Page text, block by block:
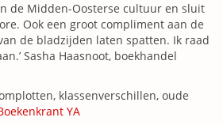
de Midden-Oosterse cultuur en sluit
Ook een groot compliment aan de
de bladzijden laten spatten. Ik raad
Sasha Haasnoot, boekhandel
klassenverschillen, oude
YA